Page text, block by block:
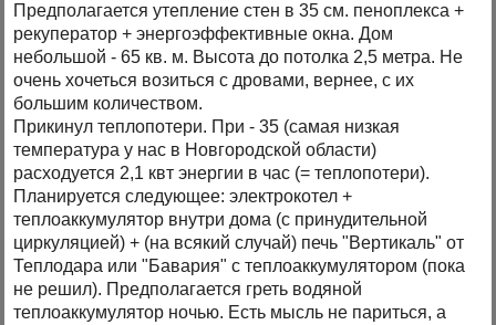
Предполагается утепление стен в 35 см. пеноплекса +
рекуператор + энергоэффективные окна. Дом
небольшой - 65 кв. м. Высота до потолка 2,5 метра. Не
очень хочеться возиться с дровами, вернее, с их
большим количеством.
Прикинул теплопотери. При - 35 (самая низкая
температура у нас в Новгородской области)
расходуется 2,1 квт энергии в час (= теплопотери).
Планируется следующее: электрокотел +
теплоаккумулятор внутри дома (с принудительной
циркуляцией) + (на всякий случай) печь "Вертикаль" от
Теплодара или "Бавария" с теплоаккумулятором (пока
не решил). Предполагается греть водяной
теплоаккумулятор ночью. Есть мысль не париться, а